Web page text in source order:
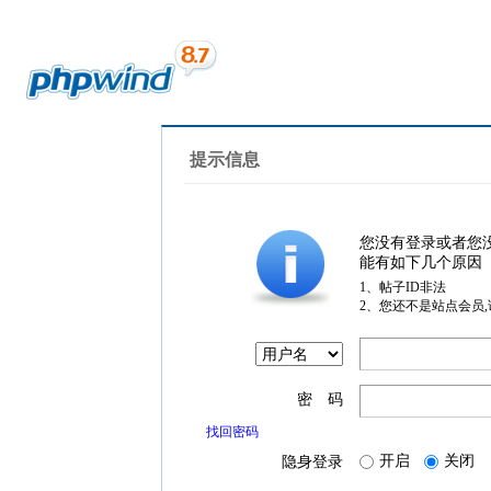
提示信息
您没有登录或者您
能有如下几个原因
1、帖子ID非法
2、您还不是站点会员
密 码
找回密码
隐身登录 开启 关闭